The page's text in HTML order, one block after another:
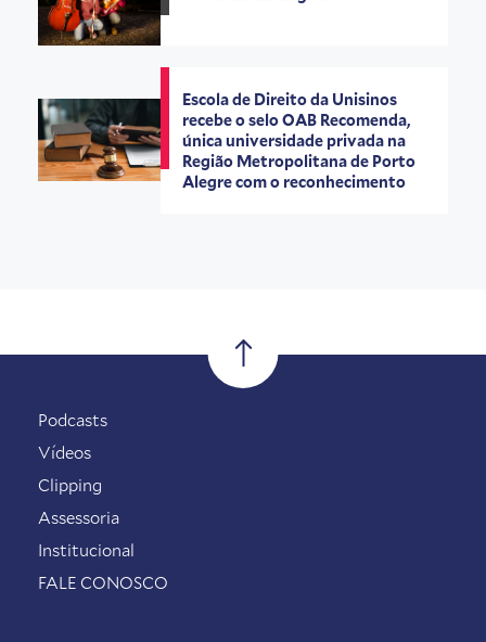
Escola de Direito da Unisinos
recebe o selo OAB Recomenda,
única universidade privada na
Região Metropolitana de Porto
Alegre com o reconhecimento
Podcasts
Vídeos
Clipping
Assessoria
Institucional
FALE CONOSCO